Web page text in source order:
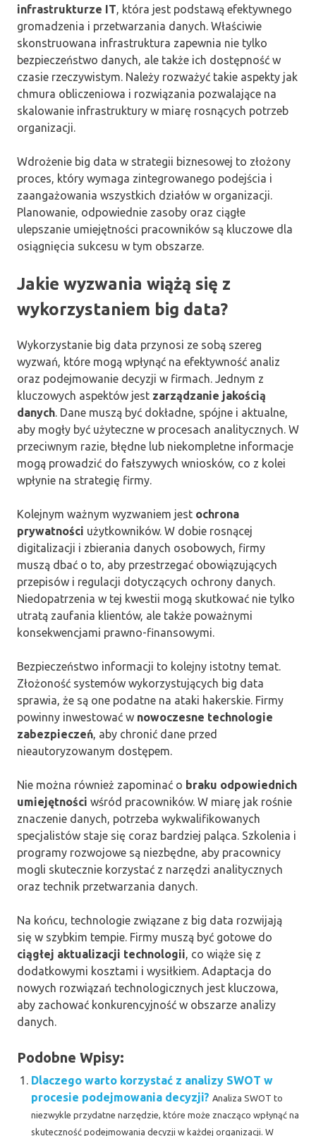
infrastrukturze IT, która jest podstawą efektywnego
gromadzenia i przetwarzania danych. Właściwie
skonstruowana infrastruktura zapewnia nie tylko
bezpieczeństwo danych, ale także ich dostępność w
czasie rzeczywistym. Należy rozważyć takie aspekty jak
chmura obliczeniowa i rozwiązania pozwalające na
skalowanie infrastruktury w miarę rosnących potrzeb
organizacji.
Wdrożenie big data w strategii biznesowej to złożony
proces, który wymaga zintegrowanego podejścia i
zaangażowania wszystkich działów w organizacji.
Planowanie, odpowiednie zasoby oraz ciągłe
ulepszanie umiejętności pracowników są kluczowe dla
osiągnięcia sukcesu w tym obszarze.
Jakie wyzwania wiążą się z
wykorzystaniem big data?
Wykorzystanie big data przynosi ze sobą szereg
wyzwań, które mogą wpłynąć na efektywność analiz
oraz podejmowanie decyzji w firmach. Jednym z
kluczowych aspektów jest zarządzanie jakością
danych. Dane muszą być dokładne, spójne i aktualne,
aby mogły być użyteczne w procesach analitycznych. W
przeciwnym razie, błędne lub niekompletne informacje
mogą prowadzić do fałszywych wniosków, co z kolei
wpłynie na strategię firmy.
Kolejnym ważnym wyzwaniem jest ochrona
prywatności użytkowników. W dobie rosnącej
digitalizacji i zbierania danych osobowych, firmy
muszą dbać o to, aby przestrzegać obowiązujących
przepisów i regulacji dotyczących ochrony danych.
Niedopatrzenia w tej kwestii mogą skutkować nie tylko
utratą zaufania klientów, ale także poważnymi
konsekwencjami prawno-finansowymi.
Bezpieczeństwo informacji to kolejny istotny temat.
Złożoność systemów wykorzystujących big data
sprawia, że są one podatne na ataki hakerskie. Firmy
powinny inwestować w nowoczesne technologie
zabezpieczeń, aby chronić dane przed
nieautoryzowanym dostępem.
Nie można również zapominać o braku odpowiednich
umiejętności wśród pracowników. W miarę jak rośnie
znaczenie danych, potrzeba wykwalifikowanych
specjalistów staje się coraz bardziej paląca. Szkolenia i
programy rozwojowe są niezbędne, aby pracownicy
mogli skutecznie korzystać z narzędzi analitycznych
oraz technik przetwarzania danych.
Na końcu, technologie związane z big data rozwijają
się w szybkim tempie. Firmy muszą być gotowe do
ciągłej aktualizacji technologii, co wiąże się z
dodatkowymi kosztami i wysiłkiem. Adaptacja do
nowych rozwiązań technologicznych jest kluczowa,
aby zachować konkurencyjność w obszarze analizy
danych.
Podobne Wpisy:
Dlaczego warto korzystać z analizy SWOT w
procesie podejmowania decyzji? Analiza SWOT to
niezwykle przydatne narzędzie, które może znacząco wpłynąć na
skuteczność podejmowania decyzji w każdej organizacji. W